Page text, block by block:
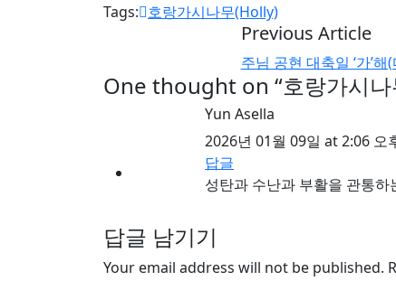
Tags: 호랑가시나무(Holly)
Previous Article
주님 공현 대축일 ‘가’
One thought on “호랑가시
Yun Asella
2026년 01월 09일 at 2:06 오
답글
성탄과 수난과 부활을 관통
답글 남기기
Your email address will not be published.